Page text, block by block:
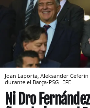
Joan Laporta, Aleksander
durante el Barça-PSG EFE
Ni Dro